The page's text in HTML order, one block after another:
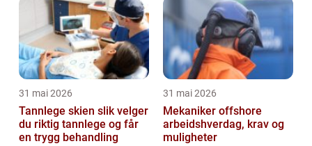
31 mai 2026
Tannlege skien slik velger
du riktig tannlege og får
en trygg behandling
31 mai 2026
Mekaniker offshore
arbeidshverdag, krav og
muligheter